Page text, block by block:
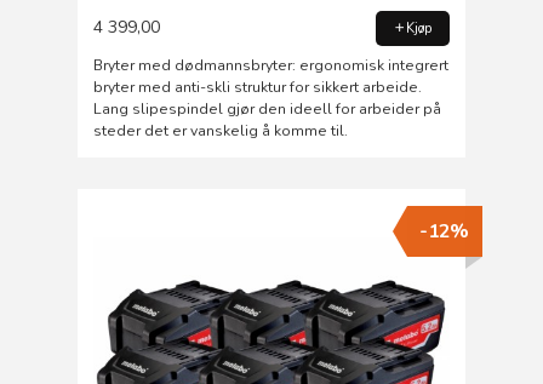
4 399,00 Kjøp
Bryter med dødmannsbryter: ergonomisk integrert
bryter med anti-skli struktur for sikkert arbeide.
Lang slipespindel gjør den ideell for arbeider på
steder det er vanskelig å komme til.
-12%